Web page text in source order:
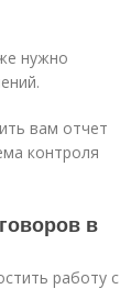
нужно
вам отчет
контроля
в
работу с